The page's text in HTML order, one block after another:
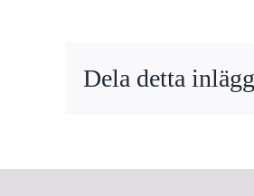
Dela detta